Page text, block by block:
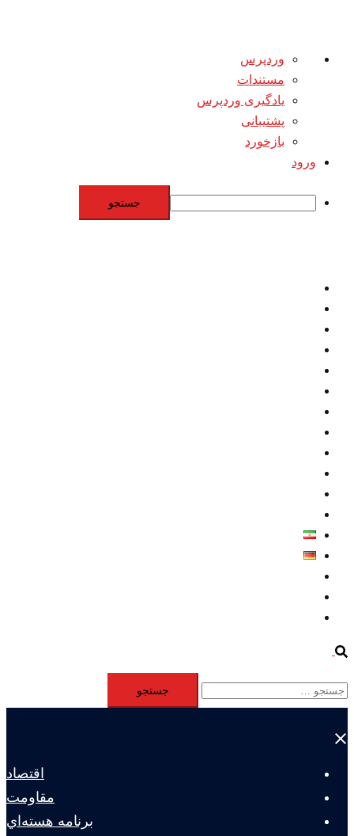
درباره
وردپرس
وردپرس
مستندات
یادگیری وردپرس
پشتیبانی
بازخورد
ورود
جستجو
Search
جستجو
برای:
Close
اقتصاد
مقاومت
برنامه هسته‌اي